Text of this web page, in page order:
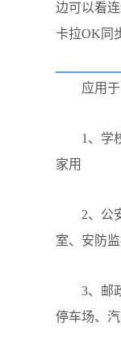
边可以看
卡拉OK同
应用于
1、学校
家用
2、公安
室、安防
3、邮政
停车场、